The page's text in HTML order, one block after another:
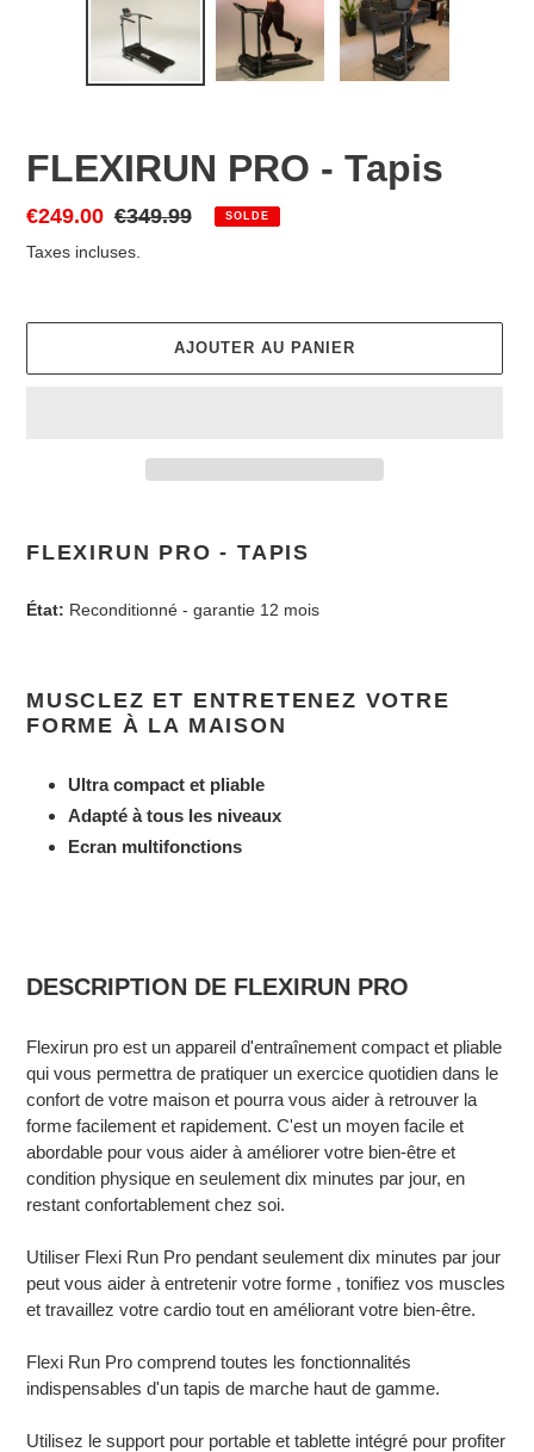
FLEXIRUN PRO - Tapis
Prix
réduit
€249.00 Prix
normal
€349.99 SOLDE
Taxes incluses.
AJOUTER AU PANIER
produit
votre
FLEXIRUN PRO - TAPIS
État: Reconditionné - garantie 12 mois
MUSCLEZ ET ENTRETENEZ VOTRE
FORME À LA MAISON
Ultra compact et pliable
Adapté à tous les niveaux
Ecran multifonctions
DESCRIPTION DE FLEXIRUN PRO
Flexirun pro est un appareil d'entraînement compact et pliable
qui vous permettra de pratiquer un exercice quotidien dans le
confort de votre maison et pourra vous aider à retrouver la
forme facilement et rapidement. C'est un moyen facile et
abordable pour vous aider à améliorer votre bien-être et
condition physique en seulement dix minutes par jour, en
restant confortablement chez soi.
Utiliser Flexi Run Pro pendant seulement dix minutes par jour
peut vous aider à entretenir votre forme , tonifiez vos muscles
et travaillez votre cardio tout en améliorant votre bien-être.
Flexi Run Pro comprend toutes les fonctionnalités
indispensables d'un tapis de marche haut de gamme.
Utilisez le support pour portable et tablette intégré pour profiter